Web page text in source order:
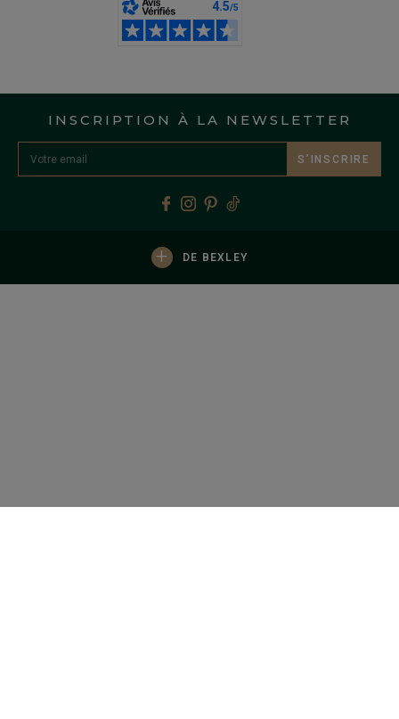
INSCRIPTION À LA NEWSLETTER
S’INSCRIRE
+ DE BEXLEY